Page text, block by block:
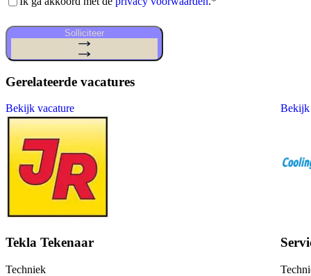
voorwaarden*
Solliciteer
Gerelateerde vacatures
Bekijk vacature
Tekla Tekenaar
Techniek
Bekijk